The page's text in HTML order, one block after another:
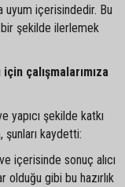
uyum içerisindedir. Bu
bir şekilde ilerlemek
çalışmalarımıza
yapıcı şekilde katkı
kaydetti:
içerisinde sonuç alıcı
gibi bu hazırlık